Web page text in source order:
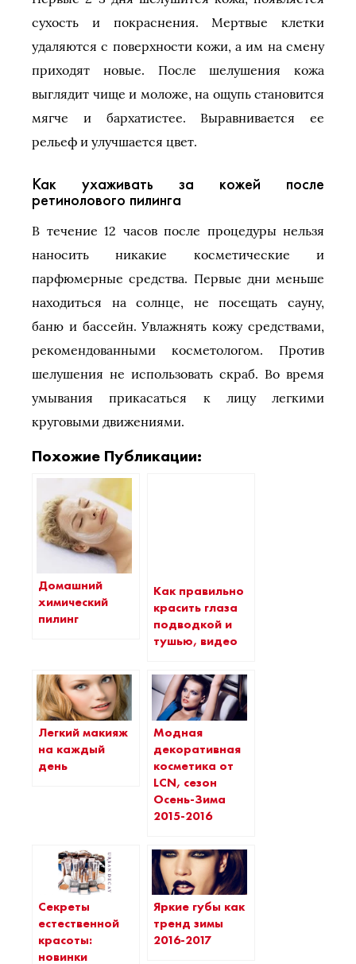
сухость и покраснения. Мертвые клетки
удаляются с поверхности кожи, а им на смену
приходят новые. После шелушения кожа
выглядит чище и моложе, на ощупь становится
мягче и бархатистее. Выравнивается ее
рельеф и улучшается цвет.
Как ухаживать за кожей после
ретинолового пилинга
В течение 12 часов после процедуры нельзя
наносить никакие косметические и
парфюмерные средства. Первые дни меньше
находиться на солнце, не посещать сауну,
баню и бассейн. Увлажнять кожу средствами,
рекомендованными косметологом. Против
шелушения не использовать скраб. Во время
умывания прикасаться к лицу легкими
круговыми движениями.
Похожие Публикации:
Домашний
химический
пилинг
Как правильно
красить глаза
подводкой и
тушью, видео
Легкий макияж
на каждый
день
Модная
декоративная
косметика от
LCN, сезон
Осень-Зима
2015-2016
Секреты
естественной
красоты:
новинки
Яркие губы как
тренд зимы
2016-2017